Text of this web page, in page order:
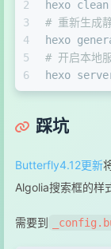
2
3
4
5
6
hexo clean
# 重新生成
hexo
# 开启本地
hexo
踩坑
Butterfly4.12更新
Algolia搜索框的样
需要到